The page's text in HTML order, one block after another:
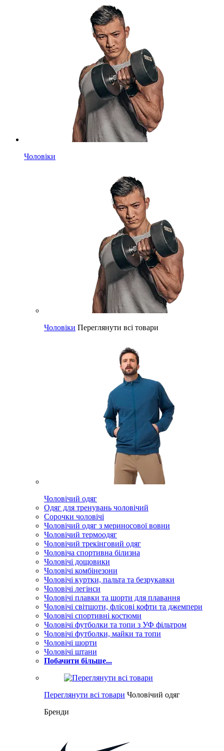
Чоловіки
Чоловіки Переглянути всі товари
Чоловічий одяг
Одяг для тренувань чоловічий
Сорочки чоловічі
Чоловічий одяг з мериносової вовни
Чоловічий термоодяг
Чоловічий трекінговий одяг
Чоловіча спортивна білизна
Чоловічі дощовики
Чоловічі комбінезони
Чоловічі куртки, пальта та безрукавки
Чоловічі легінси
Чоловічі плавки та шорти для плавання
Чоловічі світшоти, флісові кофти та джемпери
Чоловічі спортивні костюми
Чоловічі футболки та топи з УФ фільтром
Чоловічі футболки, майки та топи
Чоловічі шорти
Чоловічі штани
Побачити більше...
Переглянути всі товари Чоловічий одяг
Бренди